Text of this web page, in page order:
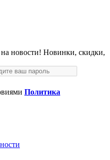
новости! Новинки, скидки,
Политика